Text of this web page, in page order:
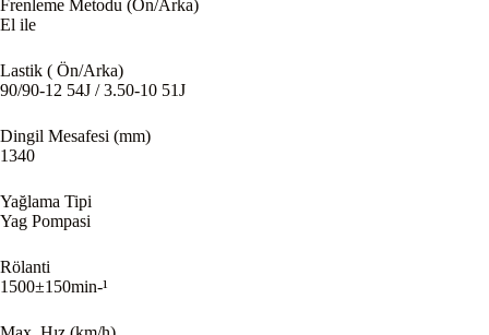
Frenleme Metodu (Ön/Arka)
El ile
Lastik ( Ön/Arka)
90/90-12 54J / 3.50-10 51J
Dingil Mesafesi (mm)
1340
Yağlama Tipi
Yag Pompasi
Rölanti
1500±150min-¹